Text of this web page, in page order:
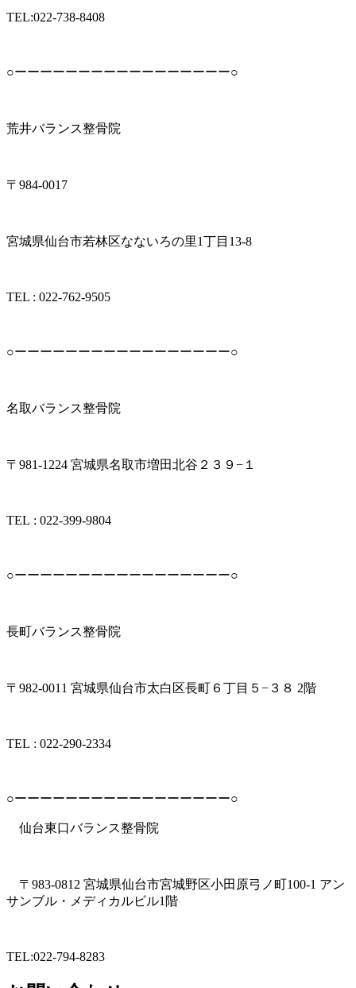
TEL:022-738-8408
○ーーーーーーーーーーーーーーーーー○
荒井バランス整骨院
〒984-0017
宮城県仙台市若林区なないろの里1丁目13-8
TEL : 022-762-9505
○ーーーーーーーーーーーーーーーーー○
名取バランス整骨院
〒981-1224 宮城県名取市増田北谷２３９−１
TEL︎ : 022-399-9804
○ーーーーーーーーーーーーーーーーー○
長町バランス整骨院
〒982-0011 宮城県仙台市太白区長町６丁目５−３８ 2階
TEL︎ : 022-290-2334
○ーーーーーーーーーーーーーーーーー○
仙台東口バランス整骨院
〒983-0812 宮城県仙台市宮城野区小田原弓ノ町100-1 アン
サンブル・メディカルビル1階
TEL:022-794-8283